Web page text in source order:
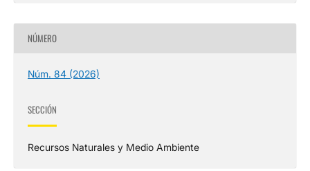
NÚMERO
Núm. 84 (2026)
SECCIÓN
Recursos Naturales y Medio Ambiente